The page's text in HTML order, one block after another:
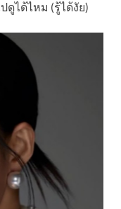
ได้ไหม (รู้ได้งัย)